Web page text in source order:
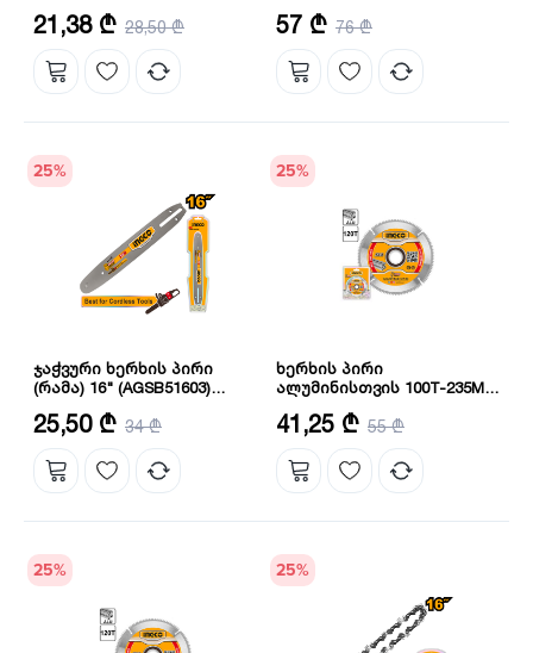
სიგრძე: 6"
21,38 ₾ 28,50 ₾
შპინდელის ზომა: 30 მმ
კბილების რაოდენობა: 120
57 ₾ 76 ₾
25%
ჯაჭვური ხერხის პირი
(რამა) 16" (AGSB51603)
დიამეტრი: 16"
25,50 ₾ 34 ₾
25%
ხერხის პირი
ალუმინისთვის 100T-235MM
კბილების რაოდენობა: 100
შპინდელის ზომა: 30 მმ
41,25 ₾ 55 ₾
25% 25%